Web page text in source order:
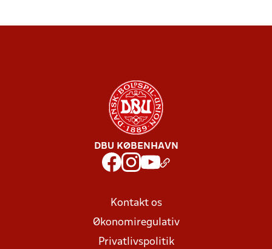
DBU KØBENHAVN
Kontakt os
Økonomiregulativ
Privatlivspolitik